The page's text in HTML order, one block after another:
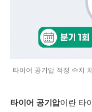
타이어 공기압 적정 수치
타이어 공기압이란 타